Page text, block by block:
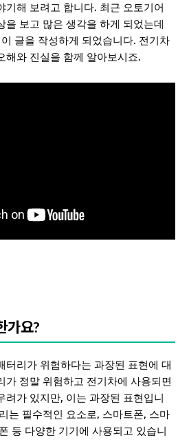
기해 보려고 합니다. 최근 오토기어
을 보고 많은 생각을 하게 되었는데
글을 작성하게 되었습니다. 전기차
해와 진실을 함께 알아보시죠.
가요?
터리가 위험하다는 과장된 표현에 대
가 정말 위험하고 전기차에 사용되면
려가 있지만, 이는 과장된 표현입니
는 필수적인 요소로, 스마트폰, 스마
등 다양한 기기에 사용되고 있습니